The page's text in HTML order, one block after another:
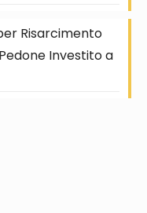
Risarcimento
Investito a